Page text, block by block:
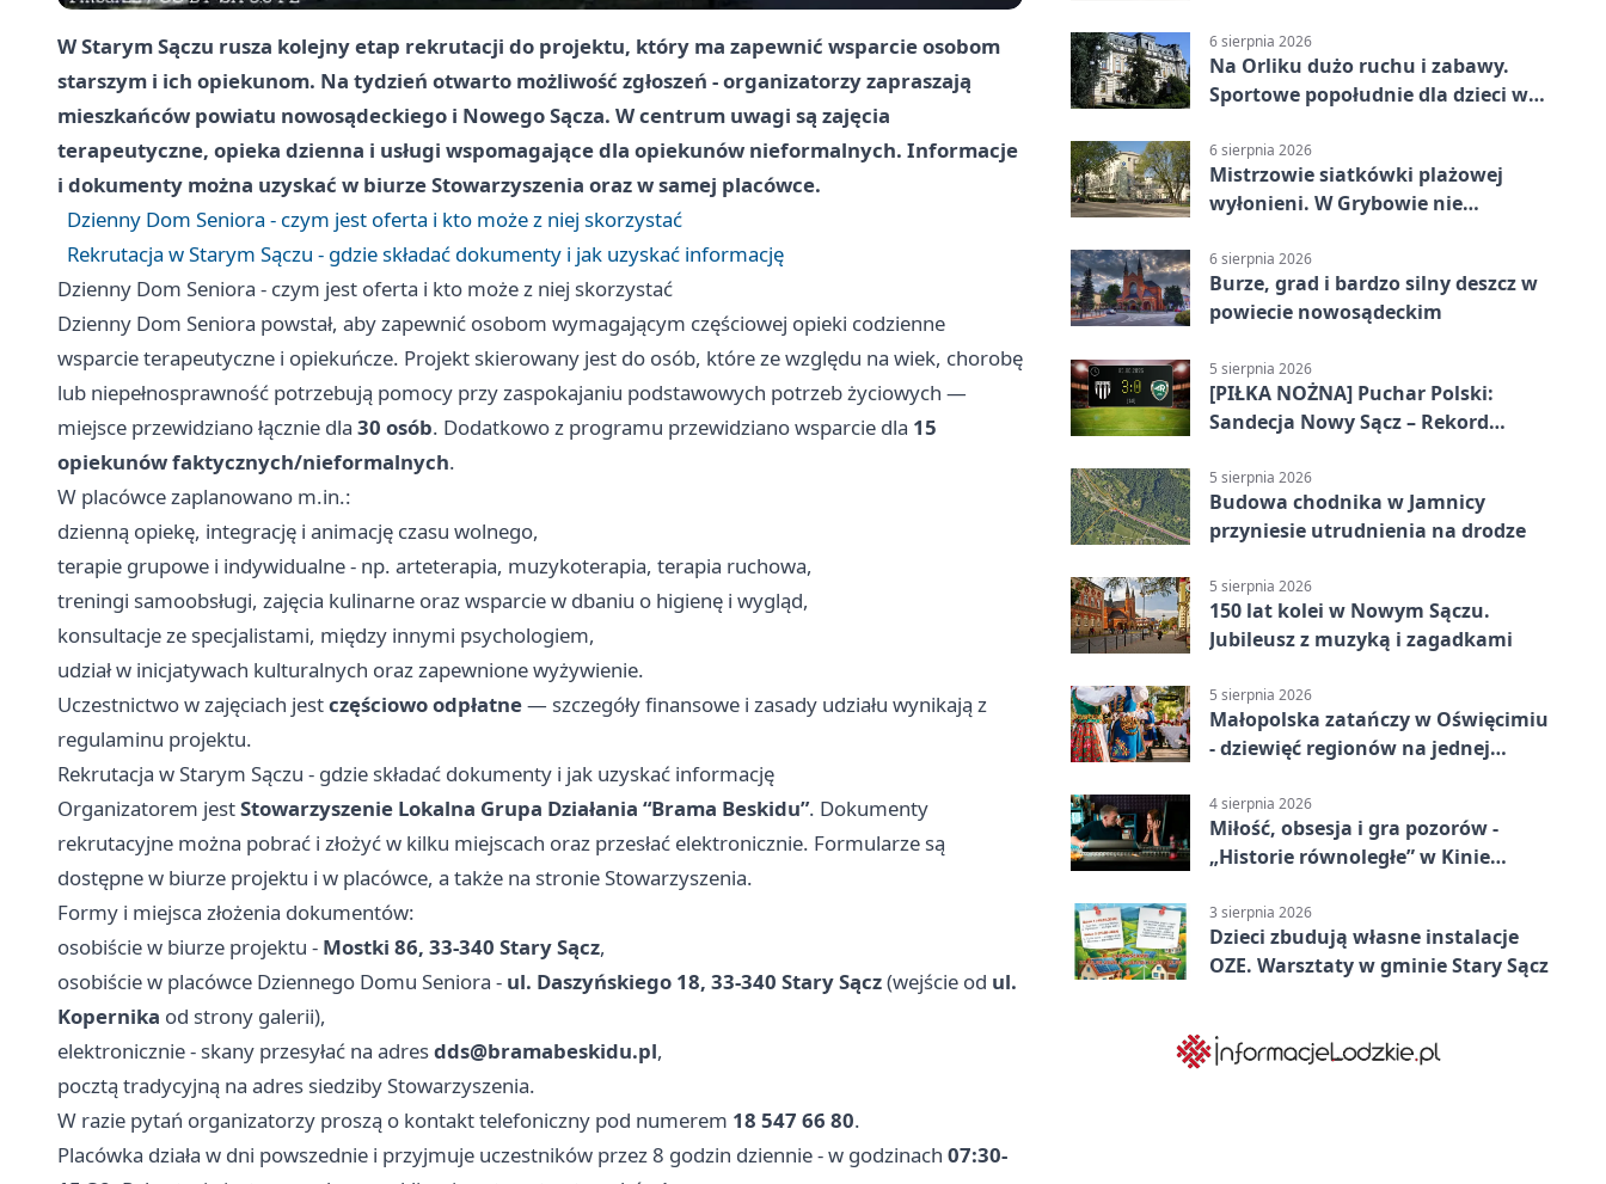
W Starym Sączu rusza kolejny etap rekrutacji do projektu, który ma zapewnić wsparcie osobom
starszym i ich opiekunom. Na tydzień otwarto możliwość zgłoszeń - organizatorzy zapraszają
mieszkańców powiatu nowosądeckiego i Nowego Sącza. W centrum uwagi są zajęcia
terapeutyczne, opieka dzienna i usługi wspomagające dla opiekunów nieformalnych. Informacje
i dokumenty można uzyskać w biurze Stowarzyszenia oraz w samej placówce.
Dzienny Dom Seniora - czym jest oferta i kto może z niej skorzystać
Rekrutacja w Starym Sączu - gdzie składać dokumenty i jak uzyskać informację
Dzienny Dom Seniora - czym jest oferta i kto może z niej skorzystać
Dzienny Dom Seniora powstał, aby zapewnić osobom wymagającym częściowej opieki codzienne
wsparcie terapeutyczne i opiekuńcze. Projekt skierowany jest do osób, które ze względu na wiek, chorobę
lub niepełnosprawność potrzebują pomocy przy zaspokajaniu podstawowych potrzeb życiowych —
miejsce przewidziano łącznie dla 30 osób. Dodatkowo z programu przewidziano wsparcie dla 15
opiekunów faktycznych/nieformalnych.
W placówce zaplanowano m.in.:
dzienną opiekę, integrację i animację czasu wolnego,
terapie grupowe i indywidualne - np. arteterapia, muzykoterapia, terapia ruchowa,
treningi samoobsługi, zajęcia kulinarne oraz wsparcie w dbaniu o higienę i wygląd,
konsultacje ze specjalistami, między innymi psychologiem,
udział w inicjatywach kulturalnych oraz zapewnione wyżywienie.
Uczestnictwo w zajęciach jestczęściowo odpłatne— szczegóły finansowe i zasady udziału wynikają z
regulaminu projektu.
Rekrutacja w Starym Sączu - gdzie składać dokumenty i jak uzyskać informację
Organizatorem jestStowarzyszenie Lokalna Grupa Działania “Brama Beskidu”. Dokumenty
rekrutacyjne można pobrać i złożyć w kilku miejscach oraz przesłać elektronicznie. Formularze są
dostępne w biurze projektu i w placówce, a także na stronie Stowarzyszenia.
Formy i miejsca złożenia dokumentów:
osobiście w biurze projektu - Mostki 86, 33-340 Stary Sącz,
osobiście w placówce Dziennego Domu Seniora - ul. Daszyńskiego 18, 33-340 Stary Sącz(wejście od ul.
Kopernika od strony galerii),
elektronicznie - skany przesyłać na adresdds@bramabeskidu.pl,
pocztą tradycyjną na adres siedziby Stowarzyszenia.
W razie pytań organizatorzy proszą o kontakt telefoniczny pod numerem 18 547 66 80.
Placówka działa w dni powszednie i przyjmuje uczestników przez 8 godzin dziennie - w godzinach 07:30-
6 sierpnia 2026
Na Orliku dużo ruchu i zabawy.
Sportowe popołudnie dla dzieci w
6 sierpnia 2026
Mistrzowie siatkówki plażowej
wyłonieni. W Grybowie nie
6 sierpnia 2026
Burze, grad i bardzo silny deszcz w
powiecie nowosądeckim
5 sierpnia 2026
[PIŁKA NOŻNA] Puchar Polski:
Sandecja Nowy Sącz – Rekord
5 sierpnia 2026
Budowa chodnika w Jamnicy
przyniesie utrudnienia na drodze
5 sierpnia 2026
150 lat kolei w Nowym Sączu.
Jubileusz z muzyką i zagadkami
5 sierpnia 2026
Małopolska zatańczy w Oświęcimiu
- dziewięć regionów na jednej
4 sierpnia 2026
Miłość, obsesja i gra pozorów -
„Historie równoległe” w Kinie
3 sierpnia 2026
Dzieci zbudują własne instalacje
OZE. Warsztaty w gminie Stary Sącz